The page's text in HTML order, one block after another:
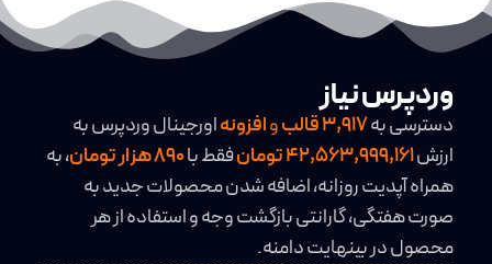
وردپرس نیاز
دسترسی به3,917قالبوافزونهاورجینال وردپرس به
ارزش42,563,999,161 تومان فقط با
، به
همراه آپدیت روزانه، اضافه شدن محصولات جدید به
صورت هفتگی، گارانتی بازگشت وجه و استفاده از هر
محصول در بینهایت دامنه.